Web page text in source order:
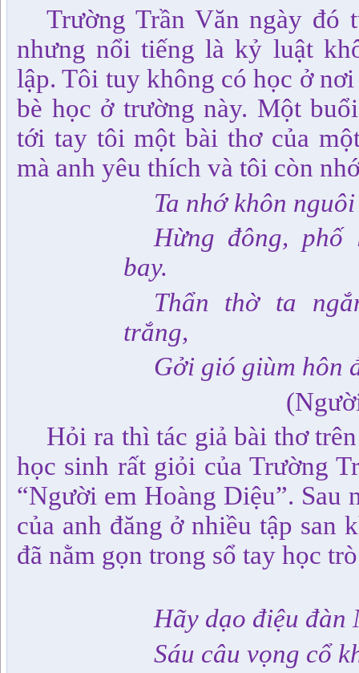
Trường Trần Văn ngày đó
nhưng nổi tiếng là kỷ luật
lập. Tôi tuy không có học ở
bè học ở trường này. Một
tới tay tôi một bài thơ của
mà anh yêu thích và tôi còn
Ta nhớ khôn
Hừng đông, phố
bay.
Thẩn thờ ta
trắng,
Gởi gió giùm hôn
(Người
Hỏi ra thì tác giả bài thơ
học sinh rất giỏi của Trường
“Người em Hoàng Diệu”. Sau
của anh đăng ở nhiều tập san
đã nằm gọn trong sổ tay học
Hãy dạo điệu đàn
Sáu câu vọng cổ